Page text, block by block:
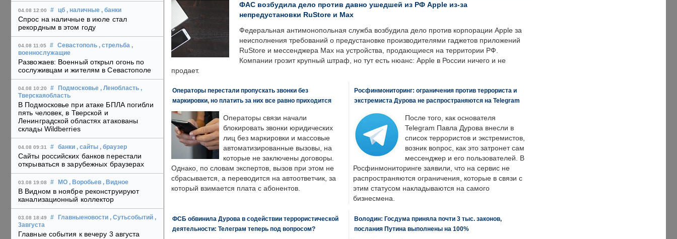
04.08 12:00 # цб , наличные , банки
Спрос на наличные в июле стал
рекордным в этом году
04.08 11:05 # Севастополь , стрельба ,
военнослужащие
Развожаев: Военный открыл огонь по
сослуживцам и жителям в Севастополе
04.08 10:20 # Подмосковье , Ленобласть ,
Тверскаяобласть
В Подмосковье при атаке БПЛА погибли
пять человек, в Тверской и
Ленинградской областях атакованы
склады Wildberries
04.08 09:31 # банки , сайты , браузер
Сайты российских банков перестали
открываться в зарубежных браузерах
03.08 19:08 # МО , Воробьев , Видное
В Видном в ноябре реконструируют
канализационный коллектор
03.08 18:49 # Главныеновости , Сутьсобытий ,
3августа
Главные события к вечеру 3 августа
ФАС возбудила дело против давно ушедшей из РФ Apple из-за
непредустановки RuStore и Max
Федеральная антимонопольная служба возбудила дело против корпорации Apple за
неисполнения требований о предустановке производителями гаджетов приложений
RuStore и мессенджера Max на устройства, продающиеся на территории РФ.
Компании грозит крупный штраф, но тут есть нюанс: Apple в России ничего и не
продает.
Операторы перестали пропускать звонки без
маркировки, но платить за них все равно приходится
Операторы связи начали
блокировать звонки юридических
лиц без маркировки и массовые
автоматизированные вызовы, на
которые не заключены договоры.
Однако, по словам экспертов, вызов при этом не
сбрасывается, а переводится на автоответчик, за
который взимается плата с абонентов.
Росфинмониторинг: ограничения против террориста и
экстремиста Дурова не распространяются на Telegram
После того, как основателя
Telegram Павла Дурова внесли в
список террористов и экстремистов,
возник вопрос, как это затронет сам
мессенджер и его пользователей. В
Росфинмониторинге заявили, что на сервис не
распространяются ограничения, которые в связи с
этим статусом накладываются на самого
бизнесмена.
ФСБ обвинила Дурова в содействии террористической
деятельности: Телеграм теперь под вопросом?
Володин: Госдума приняла почти 3 тыс. законов,
послания Путина выполнены на 100%